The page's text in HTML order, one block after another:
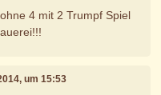
4 mit 2 Trumpf Spiel
um 15:53